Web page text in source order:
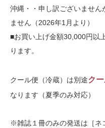
沖縄・・申し訳ございません
ません（2026年1月より）
■お買い上げ金額30,000円以
ります。
クール便（冷蔵）は別途ク
なります（夏季のみ対応）
※雑誌１冊のみの発送は［ネ